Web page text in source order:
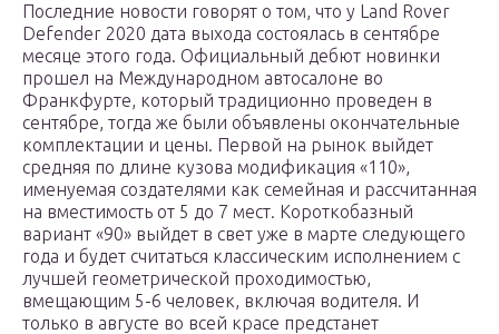
Последние новости говорят о том, что у Land Rover
Defender 2020 дата выхода состоялась в сентябре
месяце этого года. Официальный дебют новинки
прошел на Международном автосалоне во
Франкфурте, который традиционно проведен в
сентябре, тогда же были объявлены окончательные
комплектации и цены. Первой на рынок выйдет
средняя по длине кузова модификация «110»,
именуемая создателями как семейная и рассчитанная
на вместимость от 5 до 7 мест. Короткобазный
вариант «90» выйдет в свет уже в марте следующего
года и будет считаться классическим исполнением с
лучшей геометрической проходимостью,
вмещающим 5-6 человек, включая водителя. И
только в августе во всей красе предстанет